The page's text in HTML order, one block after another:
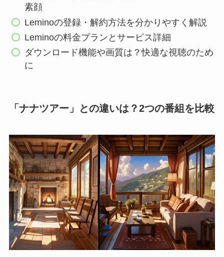
素顔
Leminoの登録・解約方法を分かりやすく解説
Leminoの料金プランとサービス詳細
ダウンロード機能や画質は？快適な視聴のため
に
「ナナツアー」との違いは？2つの番組を比較